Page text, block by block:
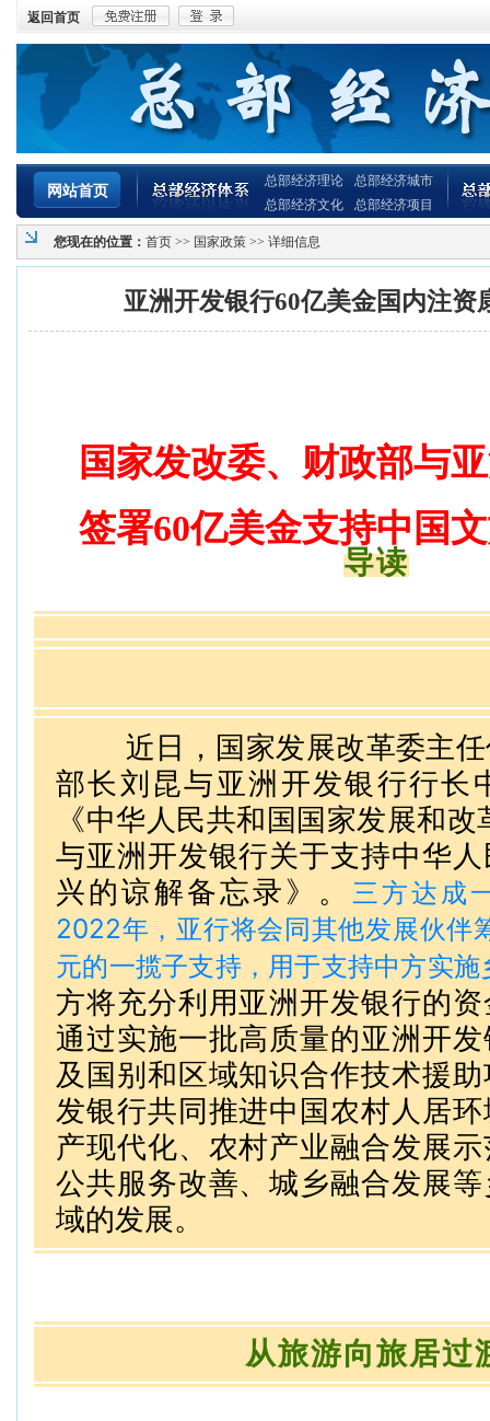
返回首页
网站首页
总部经济理论
总部经济文化
总部经济城市
总部经济项目
您现在的位置： 首页 >> 国家政策 >> 详细信息
亚洲开发银行60亿美金国内注资
国家发改委、财政部与
签署60亿美金支持中国
导读
近日，国家发展改革委主
部长刘昆与亚洲开发银行行长
《中华人民共和国国家发展和
与亚洲开发银行关于支持中华
兴的谅解备忘录》。 三方达成
2022年，亚行将会同其他发展伙伴
元的一揽子支持，用于支持中方实
方将充分利用亚洲开发银行的
通过实施一批高质量的亚洲开
及国别和区域知识合作技术援
发银行共同推进中国农村人居
产现代化、农村产业融合发展
公共服务改善、城乡融合发展
域的发展。
从旅游向旅居过